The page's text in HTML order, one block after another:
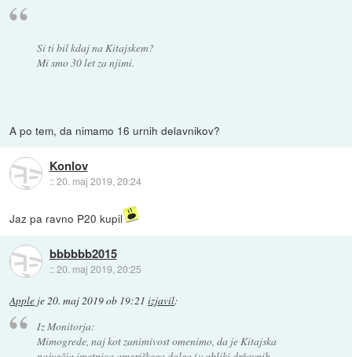
Si ti bil kdaj na Kitajskem?
Mi smo 30 let za njimi.
A po tem, da nimamo 16 urnih delavnikov?
Konlov
::20. maj 2019, 20:24
Jaz pa ravno P20 kupil
bbbbbb2015
::20. maj 2019, 20:25
Apple je20. maj 2019 ob 19:21 izjavil:
Iz Monitorja:
Mimogrede, naj kot zanimivost omenimo, da je Kitajska